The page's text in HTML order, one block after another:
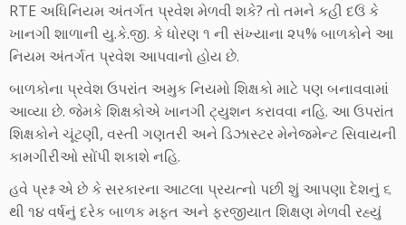
RTE અધિનિયમ અંતર્ગત પ્રવેશ મેળવી શકે? તો તમને કહી દઉં કે
ખાનગી શાળાની યુ.કે.જી. કે ધોરણ ૧ ની સંખ્યાના ૨૫% બાળકોને આ
નિયમ અંતર્ગત પ્રવેશ આપવાનો હોય છે.
બાળકોના પ્રવેશ ઉપરાંત અમુક નિયમો શિક્ષકો માટે પણ બનાવવામાં
આવ્યા છે. જેમકે શિક્ષકોએ ખાનગી ટ્યુશન કરાવવા નહિ. આ ઉપરાંત
શિક્ષકોને ચૂંટણી, વસ્તી ગણતરી અને ડિઝાસ્ટર મેનેજમેન્ટ સિવાયની
કામગીરીઓ સોંપી શકાશે નહિ.
હવે પ્રશ્ન એ છે કે સરકારના આટલા પ્રયત્નો પછી શું આપણા દેશનું ૬
થી ૧૪ વર્ષનું દરેક બાળક મફત અને ફરજીયાત શિક્ષણ મેળવી રહ્યું